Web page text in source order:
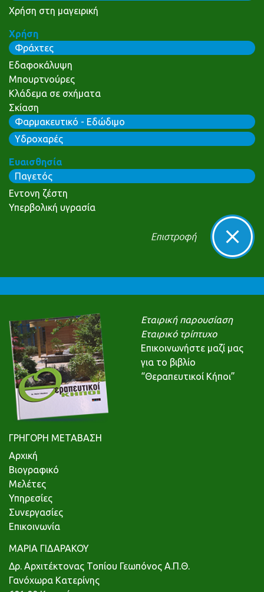
Χρήση στη μαγειρική
Χρήση
Φράχτες
Εδαφοκάλυψη
Μπουρτνούρες
Κλάδεμα σε σχήματα
Σκίαση
Φαρμακευτικό - Εδώδιμο
Υδροχαρές
Ευαισθησία
Παγετός
Εντονη ζέστη
Υπερβολική υγρασία
Εταιρική παρουσίαση
Εταιρικό τρίπτυχο
Επικοινωνήστε μαζί μας
για το βιβλίο
“Θεραπευτικοί Κήποι”
ΓΡΗΓΟΡΗ ΜΕΤΑΒΑΣΗ
Αρχική
Βιογραφικό
Μελέτες
Υπηρεσίες
Συνεργασίες
Επικοινωνία
ΜΑΡΙΑ ΓΙΔΑΡΑΚΟΥ
Δρ. Αρχιτέκτονας Τοπίου Γεωπόνος Α.Π.Θ.
Γανόχωρα Κατερίνης